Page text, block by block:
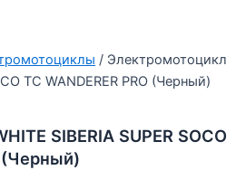
/ Электромотоцикл
TC WANDERER PRO (Черный)
SIBERIA SUPER SOCO
(Черный)